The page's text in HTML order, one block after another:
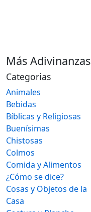
Más Adivinanzas
Categorias
Animales
Bebidas
Bíblicas y Religiosas
Buenísimas
Chistosas
Colmos
Comida y Alimentos
¿Cómo se dice?
Cosas y Objetos de la
Casa